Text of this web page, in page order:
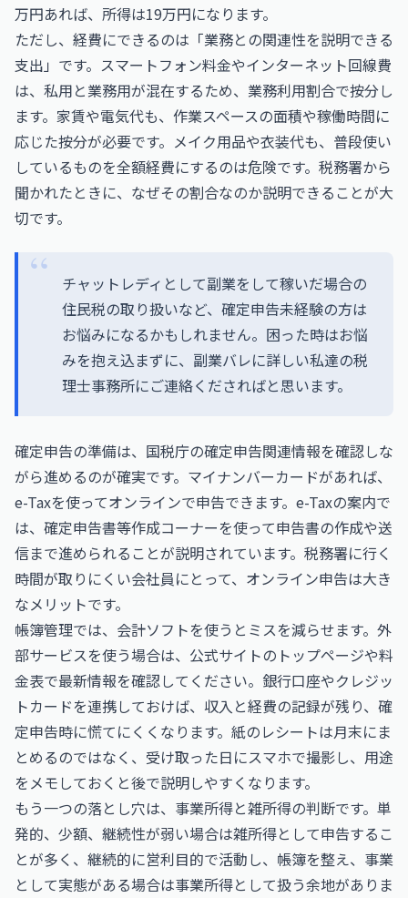
万円あれば、所得は19万円になります。
ただし、経費にできるのは「業務との関連性を説明できる
支出」です。スマートフォン料金やインターネット回線費
は、私用と業務用が混在するため、業務利用割合で按分し
ます。家賃や電気代も、作業スペースの面積や稼働時間に
応じた按分が必要です。メイク用品や衣装代も、普段使い
しているものを全額経費にするのは危険です。税務署から
聞かれたときに、なぜその割合なのか説明できることが大
切です。
チャットレディとして副業をして稼いだ場合の
住民税の取り扱いなど、確定申告未経験の方は
お悩みになるかもしれません。困った時はお悩
みを抱え込まずに、副業バレに詳しい私達の税
理士事務所にご連絡くださればと思います。
確定申告の準備は、 国税庁の確定申告関連情報を確認しな
がら進めるのが確実です。マイナンバーカードがあれば、
e-Taxを使ってオンラインで申告できます。e-Taxの案内で
は、確定申告書等作成コーナーを使って申告書の作成や送
信まで進められることが説明されています。税務署に行く
時間が取りにくい会社員にとって、オンライン申告は大き
なメリットです。
帳簿管理では、会計ソフトを使うとミスを減らせます。外
部サービスを使う場合は、公式サイトのトップページや料
金表で最新情報を確認してください。銀行口座やクレジッ
トカードを連携しておけば、収入と経費の記録が残り、確
定申告時に慌てにくくなります。紙のレシートは月末にま
とめるのではなく、受け取った日にスマホで撮影し、用途
をメモしておくと後で説明しやすくなります。
もう一つの落とし穴は、事業所得と雑所得の判断です。単
発的、少額、継続性が弱い場合は雑所得として申告するこ
とが多く、継続的に営利目的で活動し、帳簿を整え、事業
として実態がある場合は事業所得として扱う余地がありま